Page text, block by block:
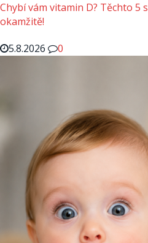
Chybí vám vitamin D? Těchto
okamžitě!
5.8.2026
0